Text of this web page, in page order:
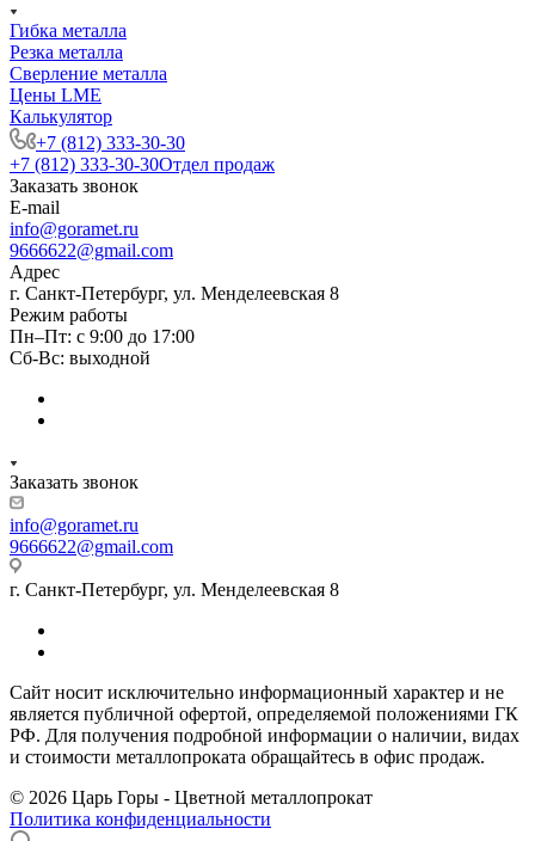
Гибка металла
Резка металла
Сверление металла
Цены LME
Калькулятор
+7 (812) 333-30-30
+7 (812) 333-30-30Отдел продаж
Заказать звонок
E-mail
info@goramet.ru
9666622@gmail.com
Адрес
г. Санкт-Петербург, ул. Менделеевская 8
Режим работы
Пн–Пт: с 9:00 до 17:00
Сб-Вс: выходной
Заказать звонок
info@goramet.ru
9666622@gmail.com
г. Санкт-Петербург, ул. Менделеевская 8
Сайт носит исключительно информационный характер и не
является публичной офертой, определяемой положениями ГК
РФ. Для получения подробной информации о наличии, видах
и стоимости металлопроката обращайтесь в офис продаж.
© 2026 Царь Горы - Цветной металлопрокат
Политика конфиденциальности